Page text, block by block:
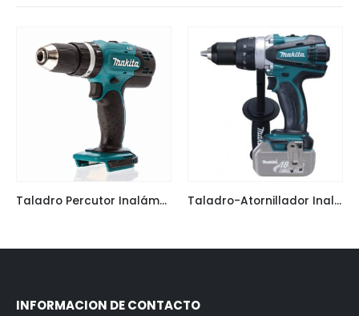
Taladro Percutor Inalámbrico 18v torque 45 n.m Makita DHP453Z Taladro-Atornillador Inalambrico 18V 88 n.m Makita DDF458Z
INFORMACION DE CONTACTO